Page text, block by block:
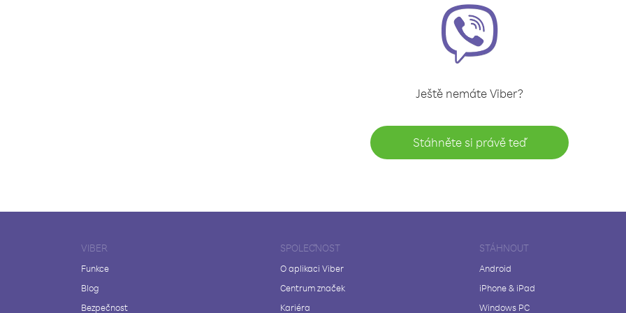
Ještě nemáte Viber?
Stáhněte si právě teď
VIBER
Funkce
Blog
Bezpečnost
SPOLEČNOST
O aplikaci Viber
Centrum značek
Kariéra
STÁHNOUT
Android
iPhone & iPad
Windows PC